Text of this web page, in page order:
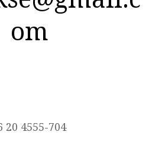
om
20 4555-704